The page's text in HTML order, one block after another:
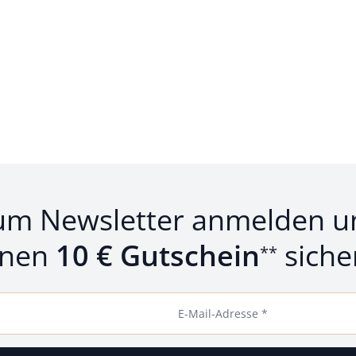
Newsletter anmelden
10 € Gutschein**
E-Mail-Adresse *